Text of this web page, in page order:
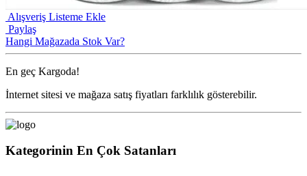
Alışveriş Listeme Ekle
Paylaş
Hangi Mağazada Stok Var?
En geç Kargoda!
İnternet sitesi ve mağaza satış fiyatları farklılık gösterebilir.
Kategorinin En Çok Satanları